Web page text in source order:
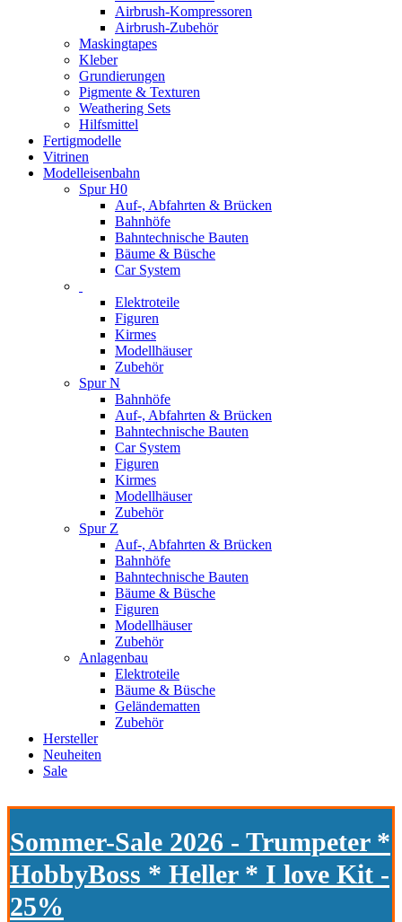
Airbrush-Kompressoren
Airbrush-Zubehör
Maskingtapes
Kleber
Grundierungen
Pigmente & Texturen
Weathering Sets
Hilfsmittel
Fertigmodelle
Vitrinen
Modelleisenbahn
Spur H0
Auf-, Abfahrten & Brücken
Bahnhöfe
Bahntechnische Bauten
Bäume & Büsche
Car System
Elektroteile
Figuren
Kirmes
Modellhäuser
Zubehör
Spur N
Bahnhöfe
Auf-, Abfahrten & Brücken
Bahntechnische Bauten
Car System
Figuren
Kirmes
Modellhäuser
Zubehör
Spur Z
Auf-, Abfahrten & Brücken
Bahnhöfe
Bahntechnische Bauten
Bäume & Büsche
Figuren
Modellhäuser
Zubehör
Anlagenbau
Elektroteile
Bäume & Büsche
Geländematten
Zubehör
Hersteller
Neuheiten
Sale
Sommer-Sale 2026 - Trumpeter *
HobbyBoss * Heller * I love Kit -
25%